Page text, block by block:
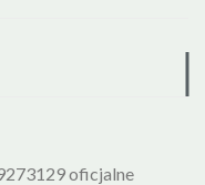
oficjalne